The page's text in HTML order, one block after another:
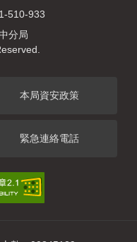
510-933
分局
本局資安政策
緊急連絡電話